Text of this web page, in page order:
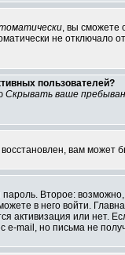
, вы сможете
не отключало
пользователей?
Скрывать ваше
вам может
Второе:
в него войти.
активизация или нет.
e-mail, но письма не